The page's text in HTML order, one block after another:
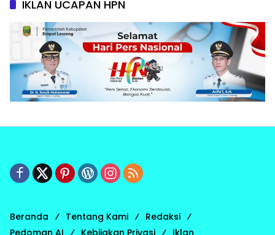
IKLAN UCAPAN HPN
Beranda Tentang Kami
Redaksi